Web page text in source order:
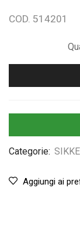
COD. 514201
Categorie:
Aggiungi ai